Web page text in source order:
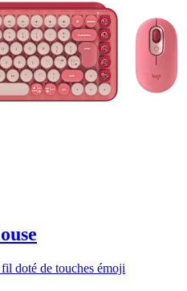
doté de touches émoji